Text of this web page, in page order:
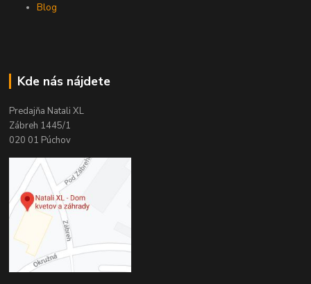
Blog
Kde nás nájdete
Predajňa Natali XL
Zábreh 1445/1
020 01 Púchov